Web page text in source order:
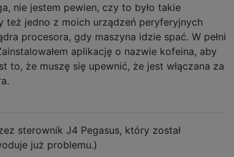
nie jestem pewien, czy to było takie
też jedno z moich urządzeń peryferyjnych
procesora, gdy maszyna idzie spać. W pełni
aplikację o nazwie kofeina, aby
to, że muszę się upewnić, że jest włączana za
sterownik J4 Pegasus, który został
już problemu.)